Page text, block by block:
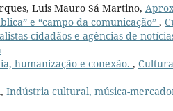
Luis Mauro Sá Martino,
e “campo da comunicação” ,
cidadãos e agências de
humanização e conexão. ,
Indústria cultural, música-